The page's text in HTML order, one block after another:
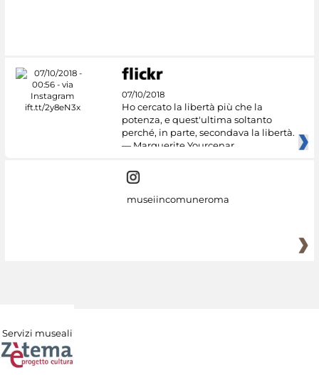
07/10/2018
Ho cercato la libertà più che la
potenza, e quest'ultima soltanto
perché, in parte, secondava la libertà.
— Marguerite Yourcenar
museiincomuneroma
Servizi museali